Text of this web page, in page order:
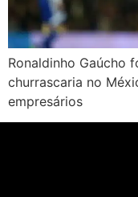
Ronaldinho Gaúcho
churrascaria no
empresários